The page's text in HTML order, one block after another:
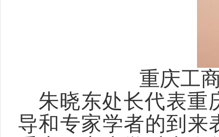
重庆工
朱晓东处长代表重
导和专家学者的到来